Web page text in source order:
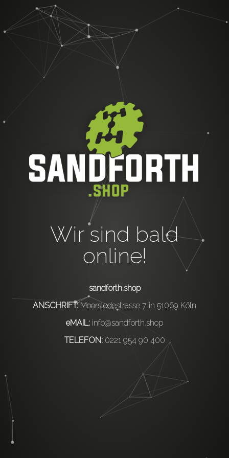
Wir sind bald
online!
sandforth.shop
ANSCHRIFT:Moorsledestrasse 7 in 51069 Köln
eMAIL: info@sandforth.shop
TELEFON: 0221 954 90 400